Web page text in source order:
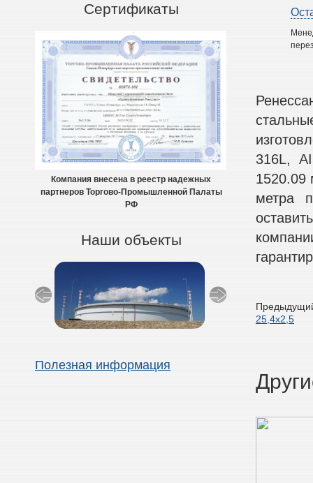
Сертификаты
Компания внесена в реестр надежных
партнеров Торгово-Промышленной Палаты
РФ
Наши объекты
Полезная информация
316L,
1520.09
метра
25,4х2,5